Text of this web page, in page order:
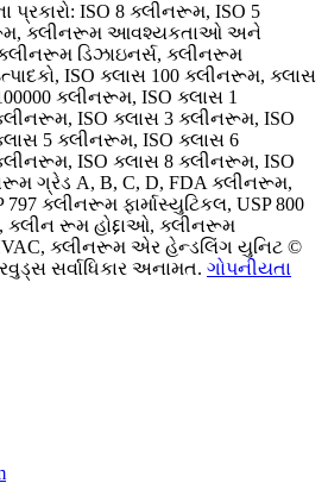
પ્રકારો: ISO 8 ક્લીનરૂમ, ISO 5
ક્લીનરૂમ આવશ્યકતાઓ અને
ડિઝાઇનર્સ, ક્લીનરૂમ
ISO ક્લાસ 100 ક્લીનરૂમ, ક્લાસ
ક્લીનરૂમ, ISO ક્લાસ 1
ISO ક્લાસ 3 ક્લીનરૂમ, ISO
5 ક્લીનરૂમ, ISO ક્લાસ 6
ISO ક્લાસ 8 ક્લીનરૂમ, ISO
ગ્રેડ A, B, C, D, FDA ક્લીનરૂમ,
ક્લીનરૂમ ફાર્માસ્યુટિકલ, USP 800
રૂમ હોદ્દાઓ, ક્લીનરૂમ
ક્લીનરૂમ એર હેન્ડલિંગ યુનિટ ©
સર્વાધિકાર અનામત. ગોપનીયતા